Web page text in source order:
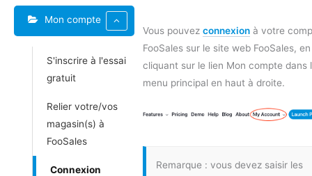
Mon compte
S'inscrire à l'essai
gratuit
Relier votre/vos
magasin(s) à
FooSales
Connexion
Vous pouvez connexion à votre
FooSales sur le site web FooSales, en
cliquant sur le lien Mon compte dans
menu principal en haut à droite.
Remarque : vous devez saisir les
navigation